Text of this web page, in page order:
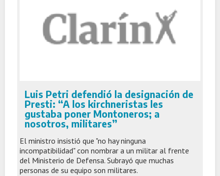
Luis Petri defendió la designación de
Presti: “A los kirchneristas les
gustaba poner Montoneros; a
nosotros, militares”
El ministro insistió que "no hay ninguna
incompatibilidad" con nombrar a un militar al frente
del Ministerio de Defensa. Subrayó que muchas
personas de su equipo son militares.